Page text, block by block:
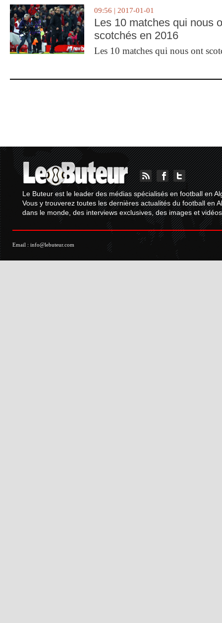
09:56 | 2017-01-01
Les 10 matches qui nous
scotchés en 2016
Les 10 matches qui nous ont
Le Buteur est le leader des médias spécialisés en football en
Vous y trouverez toutes les dernières actualités du football en
dans le monde, des interviews exclusives, des images et
Email : info@lebuteur.com